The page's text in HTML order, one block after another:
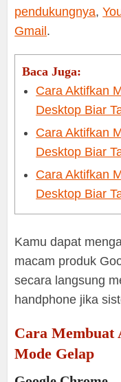
pendukungnya,
Gmail.
Baca Juga:
Cara Aktifkan
Desktop Biar
Cara Aktifkan
Desktop Biar
Cara Aktifkan
Desktop Biar
Kamu dapat
macam produk
secara langsung
handphone jika
Cara Membuat
Mode Gelap